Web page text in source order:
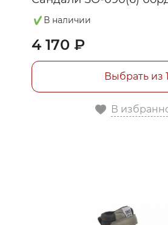
В наличии
4 170 ₽
Выбрать из 1
В